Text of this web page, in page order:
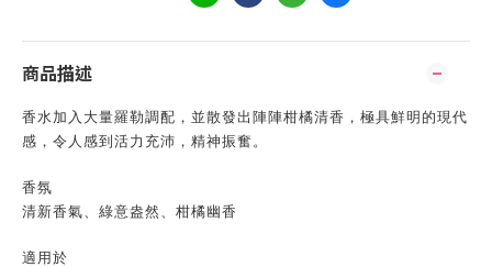
商品描述
香水加入大量羅勒調配，並散發出陣陣柑橘清香，極具鮮明的現代
感，令人感到活力充沛，精神振奮。
香氛
清新香氣、綠意盎然、柑橘幽香
適用於